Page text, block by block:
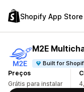
Shopify App Store
M2E
Built for
Preços
Grátis para instalar